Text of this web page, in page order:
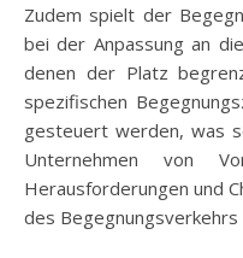
Zudem spielt der
bei der Anpassung an
denen der Platz
spezifischen
gesteuert werden, was
Unternehmen von
Herausforderungen und
des